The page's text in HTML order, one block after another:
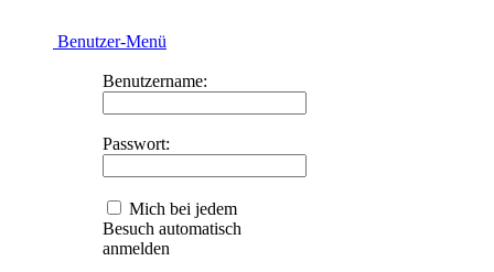
Benutzer-Menü
Benutzername:
Passwort:
Mich bei jedem
Besuch automatisch
anmelden